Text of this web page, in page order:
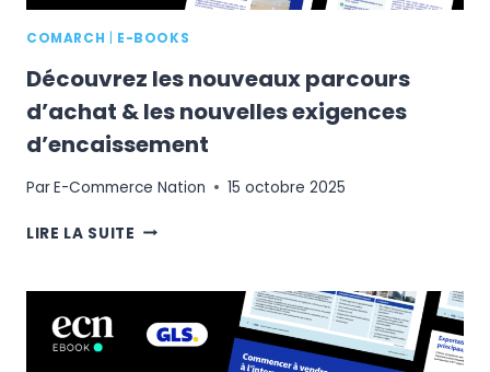
COMARCH E-BOOKS
Découvrez les nouveaux parcours
d’achat & les nouvelles exigences
d’encaissement
ParE-Commerce Nation 15 octobre 2025
LIRE LA SUITE DÉCOUVREZ
PARCOURS
D’ACHAT
&